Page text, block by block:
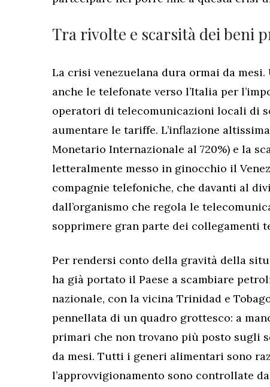
Tra rivolte e scarsità dei beni
La crisi venezuelana dura ormai da
anche le telefonate verso l’Italia per
operatori di telecomunicazioni locali di
aumentare le tariffe. L’inflazione
Monetario Internazionale al 720%) e la
letteralmente messo in ginocchio il
compagnie telefoniche, che davanti al
dall’organismo che regola le
sopprimere gran parte dei collegamenti
Per rendersi conto della gravità della
ha già portato il Paese a scambiare
nazionale, con la vicina Trinidad e
pennellata di un quadro grottesco: a
primari che non trovano più posto sugli
da mesi. Tutti i generi alimentari sono
l’approvvigionamento sono controllate